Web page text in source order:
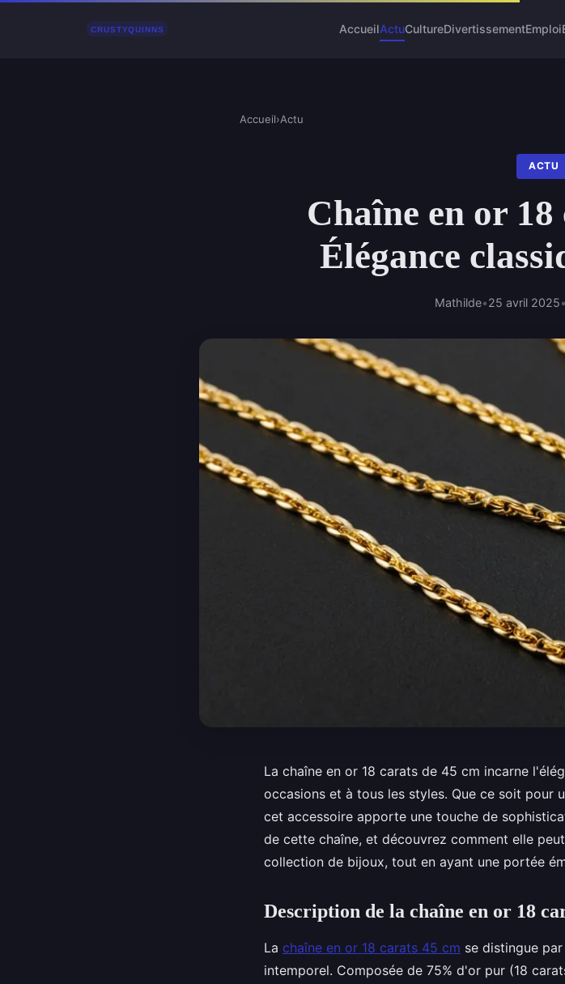
AccueilActuCultureDivertissementEmploi
Accueil›Actu
ACTU
Chaîne en or
Élégance
Mathilde•25 avril 2025•
La chaîne en or 18 carats de 45 cm incarne
occasions et à tous les styles. Que ce soit pour
cet accessoire apporte une touche de
de cette chaîne, et découvrez comment elle
collection de bijoux, tout en ayant une portée
Description de la chaîne en or 18
La chaîne en or 18 carats 45 cm se distingue
intemporel. Composée de 75% d'or pur (18